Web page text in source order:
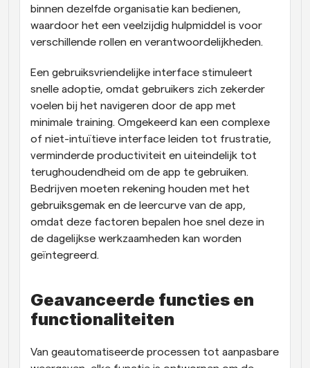
binnen dezelfde organisatie kan bedienen,
waardoor het een veelzijdig hulpmiddel is voor
verschillende rollen en verantwoordelijkheden.
Een gebruiksvriendelijke interface stimuleert
snelle adoptie, omdat gebruikers zich zekerder
voelen bij het navigeren door de app met
minimale training. Omgekeerd kan een complexe
of niet-intuïtieve interface leiden tot frustratie,
verminderde productiviteit en uiteindelijk tot
terughoudendheid om de app te gebruiken.
Bedrijven moeten rekening houden met het
gebruiksgemak en de leercurve van de app,
omdat deze factoren bepalen hoe snel deze in
de dagelijkse werkzaamheden kan worden
geïntegreerd.
Geavanceerde functies en
functionaliteiten
Van geautomatiseerde processen tot aanpasbare